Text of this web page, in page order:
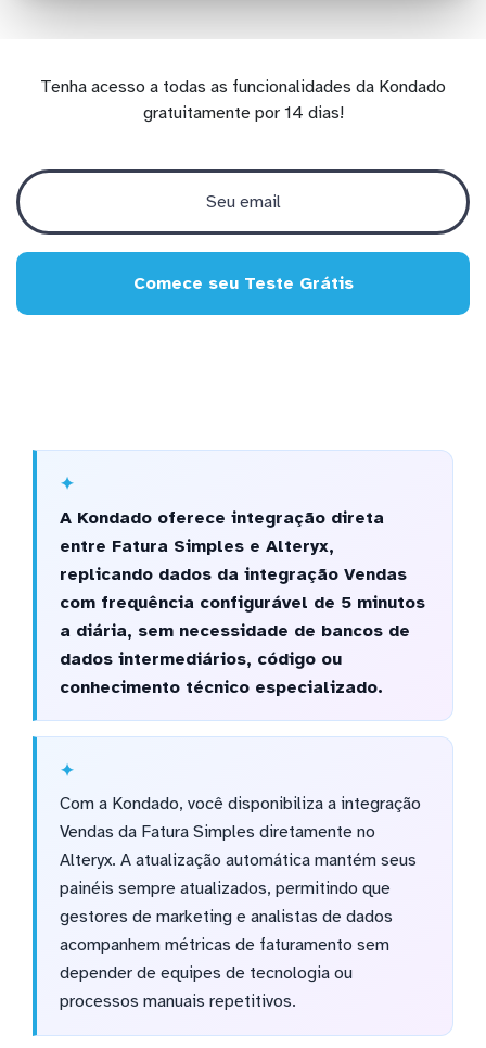
Tenha acesso a todas as funcionalidades da Kondado
gratuitamente por 14 dias!
Comece seu Teste Grátis
A Kondado oferece integração direta
entre Fatura Simples e Alteryx,
replicando dados da integração Vendas
com frequência configurável de 5 minutos
a diária, sem necessidade de bancos de
dados intermediários, código ou
conhecimento técnico especializado.
Com a Kondado, você disponibiliza a integração
Vendas da Fatura Simples diretamente no
Alteryx. A atualização automática mantém seus
painéis sempre atualizados, permitindo que
gestores de marketing e analistas de dados
acompanhem métricas de faturamento sem
depender de equipes de tecnologia ou
processos manuais repetitivos.